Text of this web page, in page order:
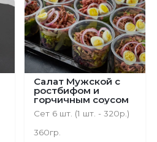
Салат Мужской с
ростбифом и
горчичным соусом
Сет 6 шт. (1 шт. - 320р.)
360гр.